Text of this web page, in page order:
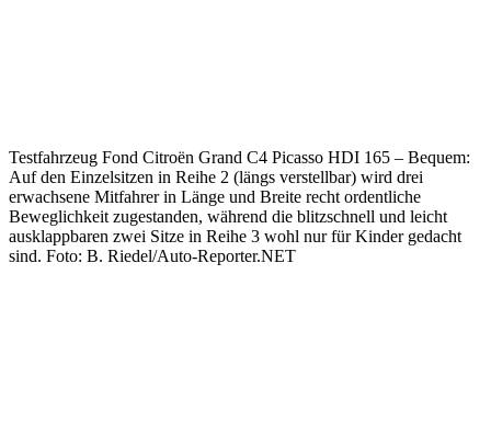
Testfahrzeug Fond Citroën Grand C4 Picasso HDI 165 – Bequem:
Auf den Einzelsitzen in Reihe 2 (längs verstellbar) wird drei
erwachsene Mitfahrer in Länge und Breite recht ordentliche
Beweglichkeit zugestanden, während die blitzschnell und leicht
ausklappbaren zwei Sitze in Reihe 3 wohl nur für Kinder gedacht
sind. Foto: B. Riedel/Auto-Reporter.NET